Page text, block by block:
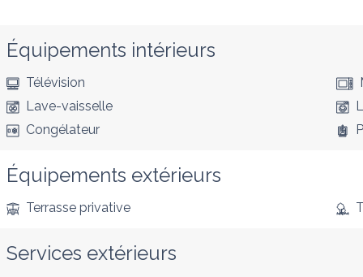
Équipements intérieurs
Télévision
Lave-vaisselle
Congélateur
Équipements extérieurs
Terrasse privative
Services extérieurs